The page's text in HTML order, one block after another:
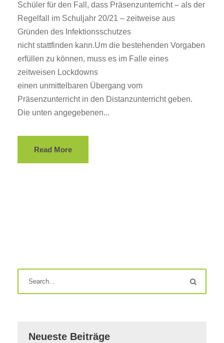
Schüler für den Fall, dass Präsenzunterricht – als der
Regelfall im Schuljahr 20/21 – zeitweise aus
Gründen des Infektionsschutzes
nicht stattfinden kann.Um die bestehenden Vorgaben
erfüllen zu können, muss es im Falle eines
zeitweisen Lockdowns
einen unmittelbaren Übergang vom
Präsenzunterricht in den Distanzunterricht geben.
Die unten angegebenen...
Read More
Neueste Beiträge